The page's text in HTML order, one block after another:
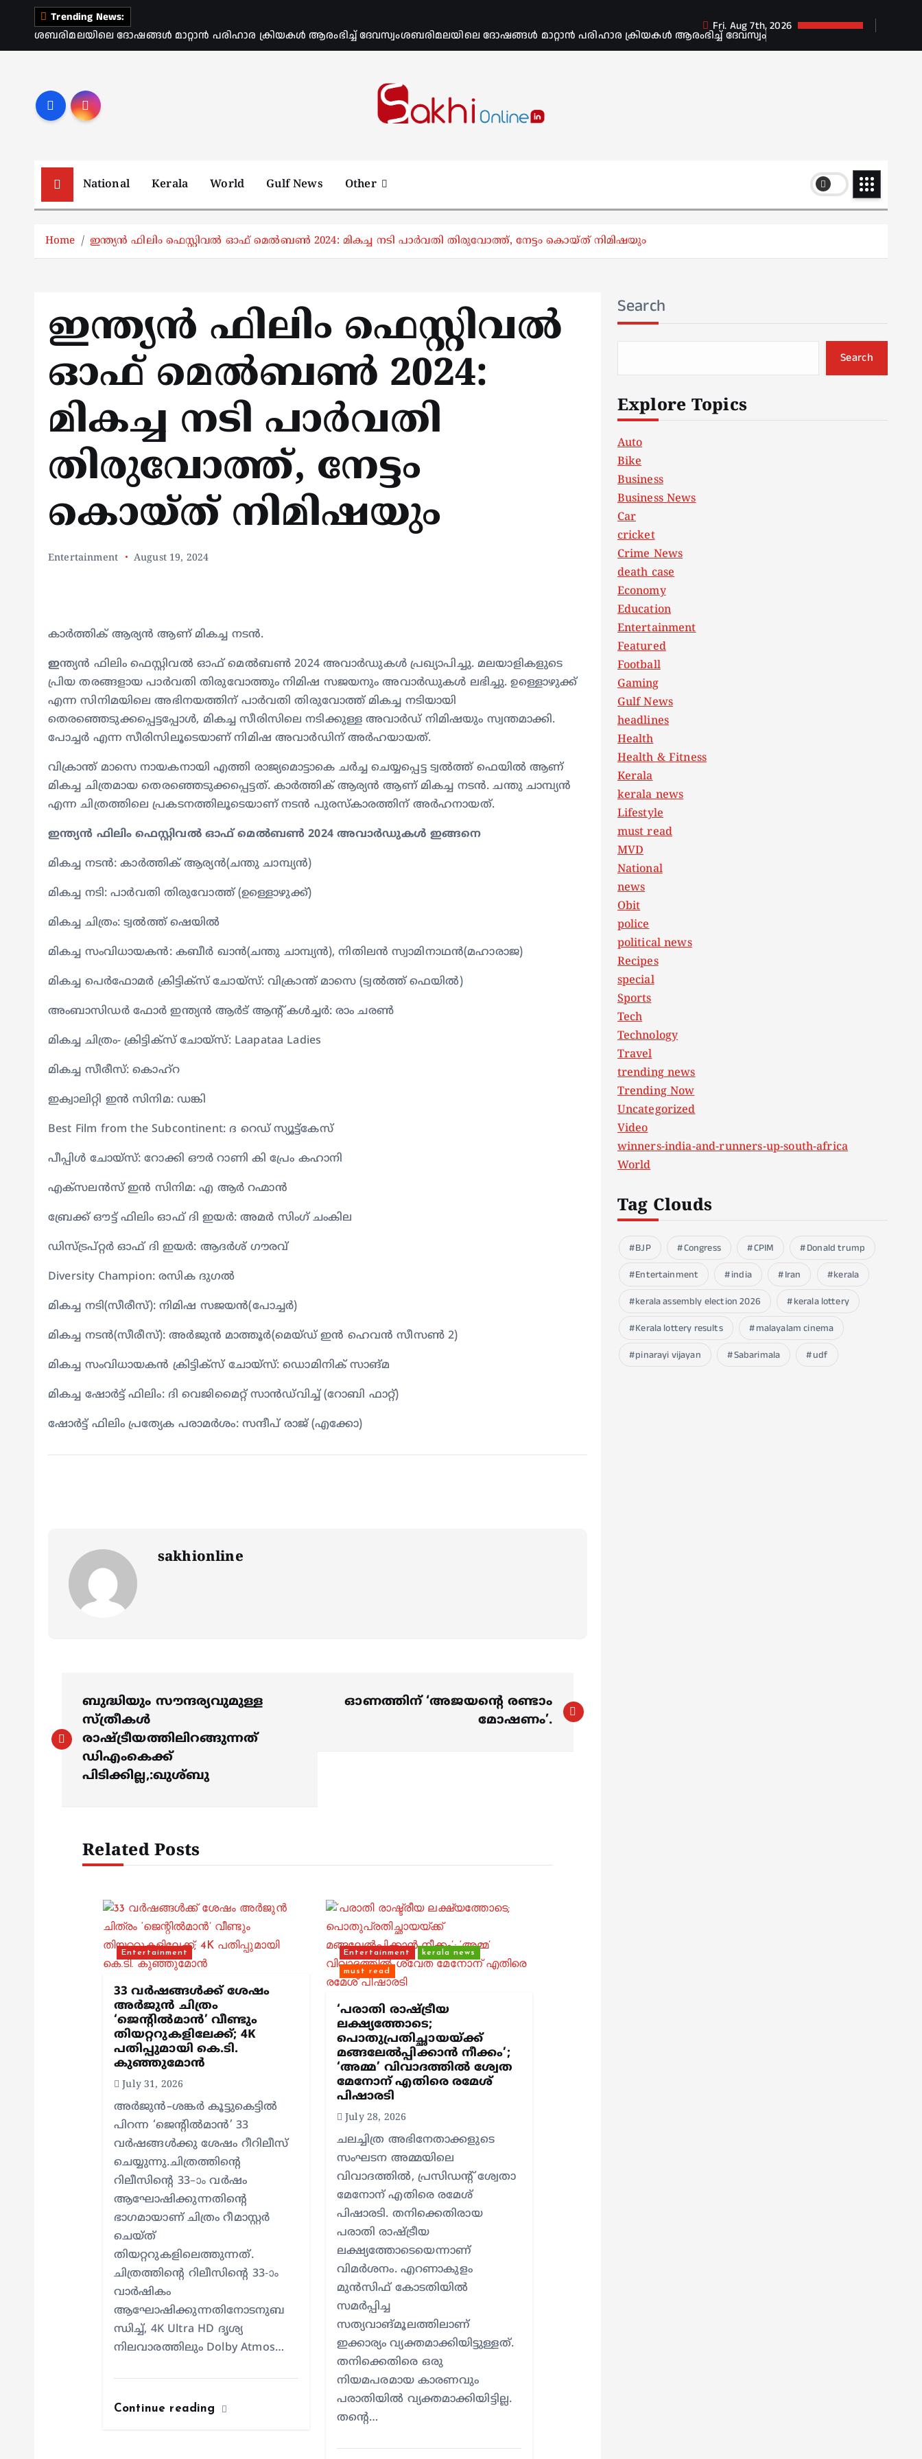
Trending News:
ശബരിമലയിലെ ദോഷങ്ങൾ മാറ്റാൻ പരിഹാര ക്രിയകൾ ആരംഭിച്ച് ദേവസ്വംശബരിമലയിലെ ദോഷങ്ങൾ മാറ്റാൻ പരിഹാര ക്രിയകൾ ആരംഭിച്ച് ദേവസ്വം
Fri. Aug 7th, 2026
National Kerala World Gulf News Other
Home ഇന്ത്യൻ ഫിലിം ഫെസ്റ്റിവൽ ഓഫ് മെൽബൺ 2024: മികച്ച നടി പാർവതി തിരുവോത്ത്, നേട്ടം കൊയ്ത് നിമിഷയും
ഇന്ത്യൻ ഫിലിം ഫെസ്റ്റിവൽ
ഓഫ് മെൽബൺ 2024:
മികച്ച നടി പാർവതി
തിരുവോത്ത്, നേട്ടം
കൊയ്ത് നിമിഷയും
Entertainment August 19, 2024
കാർത്തിക് ആര്യൻ ആണ് മികച്ച നടൻ.
ഇന്ത്യൻ ഫിലിം ഫെസ്റ്റിവൽ ഓഫ് മെൽബൺ 2024 അവാർഡുകൾ പ്രഖ്യാപിച്ചു. മലയാളികളുടെ
പ്രിയ തരങ്ങളായ പാർവതി തിരുവോത്തും നിമിഷ സജയനും അവാർഡുകൾ ലഭിച്ചു. ഉള്ളൊഴുക്ക്
എന്ന സിനിമയിലെ അഭിനയത്തിന് പാർവതി തിരുവോത്ത് മികച്ച നടിയായി
തെരഞ്ഞെടുക്കപ്പെട്ടപ്പോൾ, മികച്ച സീരിസിലെ നടിക്കുള്ള അവാർഡ് നിമിഷയും സ്വന്തമാക്കി.
പോച്ചർ എന്ന സീരിസിലൂടെയാണ് നിമിഷ അവാർഡിന് അർഹയായത്.
വിക്രാന്ത് മാസെ നായകനായി എത്തി രാജ്യമൊട്ടാകെ ചർച്ച ചെയ്യപ്പെട്ട ട്വൽത്ത് ഫെയിൽ ആണ്
മികച്ച ചിത്രമായ തെരഞ്ഞെടുക്കപ്പെട്ടത്. കാർത്തിക് ആര്യൻ ആണ് മികച്ച നടൻ. ചന്തു ചാമ്പ്യൻ
എന്ന ചിത്രത്തിലെ പ്രകടനത്തിലൂടെയാണ് നടൻ പുരസ്കാരത്തിന് അർഹനായത്.
ഇന്ത്യൻ ഫിലിം ഫെസ്റ്റിവൽ ഓഫ് മെൽബൺ 2024 അവാർഡുകൾ ഇങ്ങനെ
മികച്ച നടൻ: കാർത്തിക് ആര്യൻ(ചന്തു ചാമ്പ്യൻ)
മികച്ച നടി: പാർവതി തിരുവോത്ത് (ഉള്ളൊഴുക്ക്)
മികച്ച ചിത്രം: ട്വൽത്ത് ഷെയിൽ
മികച്ച സംവിധായകൻ: കബീർ ഖാൻ(ചന്തു ചാമ്പ്യൻ), നിതിലൻ സ്വാമിനാഥൻ(മഹാരാജ)
മികച്ച പെർഫോമർ ക്രിട്ടിക്സ് ചോയ്സ്: വിക്രാന്ത് മാസെ (ട്വൽത്ത് ഫെയിൽ)
അംബാസിഡർ ഫോർ ഇന്ത്യൻ ആർട് ആന്റ് കൾച്ചർ: രാം ചരൺ
മികച്ച ചിത്രം- ക്രിട്ടിക്സ് ചോയ്സ്: Laapataa Ladies
മികച്ച സീരീസ്: കൊഹ്റ
ഇക്വാലിറ്റി ഇൻ സിനിമ: ഡങ്കി
Best Film from the Subcontinent: ദ റെഡ് സ്യൂട്ട്കേസ്
പീപ്പിൾ ചോയ്സ്: റോക്കി ഔർ റാണി കി പ്രേം കഹാനി
എക്സലൻസ് ഇൻ സിനിമ: എ ആർ റഹ്മാൻ
ബ്രേക്ക് ഔട്ട് ഫിലിം ഓഫ് ദി ഇയർ: അമർ സിംഗ് ചംകില
ഡിസ്ട്രപ്‌റ്റർ ഓഫ് ദി ഇയർ: ആദർശ് ഗൗരവ്
Diversity Champion: രസിക ദുഗൽ
മികച്ച നടി(സീരീസ്): നിമിഷ സജയൻ(പോച്ചർ)
മികച്ച നടൻ(സീരീസ്): അർജുൻ മാത്തൂർ(മെയ്ഡ് ഇൻ ഹെവൻ സീസൺ 2)
മികച്ച സംവിധായകൻ ക്രിട്ടിക്‌സ് ചോയ്‌സ്: ഡൊമിനിക് സാങ്മ
മികച്ച ഷോർട്ട് ഫിലിം: ദി വെജിമൈറ്റ് സാൻഡ്‌വിച്ച് (റോബി ഫാറ്റ്)
ഷോർട്ട് ഫിലിം പ്രത്യേക പരാമർശം: സന്ദീപ് രാജ് (എക്കോ)
sakhionline
o
ബുദ്ധിയും സൗന്ദര്യവുമുള്ള
സ്ത്രീകൾ
രാഷ്ട്രീയത്തിലിറങ്ങുന്നത്
ഡിഎംകെക്ക്
പിടിക്കില്ല,:ഖുശ്ബു
ഓണത്തിന് ‘അജയന്റെ രണ്ടാം
മോഷണം’.
Related Posts
Entertainment
33 വർഷങ്ങൾക്ക് ശേഷം
അർജുൻ ചിത്രം
‘ജെന്റിൽമാൻ’ വീണ്ടും
തിയറ്ററുകളിലേക്ക്; 4K
പതിപ്പുമായി കെ.ടി.
കുഞ്ഞുമോൻ
July 31, 2026
അർജുൻ–ശങ്കർ കൂട്ടുകെട്ടിൽ
പിറന്ന ‘ജെന്റിൽമാൻ’ 33
വർഷങ്ങൾക്കു ശേഷം റീറിലീസ്
ചെയ്യുന്നു.ചിത്രത്തിന്റെ
റിലീസിന്റെ 33–ാം വർഷം
ആഘോഷിക്കുന്നതിന്റെ
ഭാഗമായാണ് ചിത്രം റീമാസ്റ്റർ
ചെയ്ത്
തിയറ്ററുകളിലെത്തുന്നത്.
ചിത്രത്തിന്റെ റിലീസിന്റെ 33-ാം
വാർഷികം
ആഘോഷിക്കുന്നതിനോടനുബ
ന്ധിച്ച്, 4K Ultra HD ദൃശ്യ
നിലവാരത്തിലും Dolby Atmos…
Continue reading
Entertainment kerala news
must read
‘പരാതി രാഷ്ട്രീയ
ലക്ഷ്യത്തോടെ;
പൊതുപ്രതിച്ഛായയ്ക്ക്
മങ്ങലേല്‍പ്പിക്കാന്‍ നീക്കം’;
‘അമ്മ’ വിവാദത്തില്‍ ശ്വേത
മേനോന് എതിരെ രമേശ്
പിഷാരടി
July 28, 2026
ചലച്ചിത്ര അഭിനേതാക്കളുടെ
സംഘടന അമ്മയിലെ
വിവാദത്തില്‍, പ്രസിഡന്റ് ശ്വേതാ
മേനോന് എതിരെ രമേശ്
പിഷാരടി. തനിക്കെതിരായ
പരാതി രാഷ്ട്രീയ
ലക്ഷ്യത്തോടെയെന്നാണ്
വിമര്‍ശനം. എറണാകുളം
മുന്‍സിഫ് കോടതിയില്‍
സമര്‍പ്പിച്ച
സത്യവാങ്മൂലത്തിലാണ്
ഇക്കാര്യം വ്യക്തമാക്കിയിട്ടുള്ളത്.
തനിക്കെതിരെ ഒരു
നിയമപരമായ കാരണവും
പരാതിയില്‍ വ്യക്തമാക്കിയിട്ടില്ല.
തന്റെ…
Search
Search
Explore Topics
Auto
Bike
Business
Business News
Car
cricket
Crime News
death case
Economy
Education
Entertainment
Featured
Football
Gaming
Gulf News
headlines
Health
Health & Fitness
Kerala
kerala news
Lifestyle
must read
MVD
National
news
Obit
police
political news
Recipes
special
Sports
Tech
Technology
Travel
trending news
Trending Now
Uncategorized
Video
winners-india-and-runners-up-south-africa
World
Tag Clouds
BJP Congress CPIM
Donald trump
Entertainment
india Iran
kerala
kerala assembly election 2026
kerala lottery
Kerala lottery results
malayalam cinema
pinarayi vijayan
Sabarimala udf